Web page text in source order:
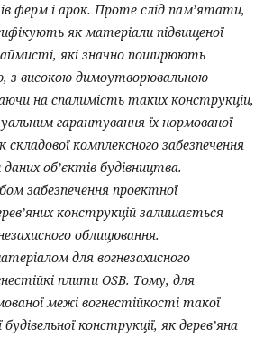
ферм і арок. Проте слід пам’ятати,
як матеріали підвищеної
які значно поширюють
з високою димоутворювальною
на спалимість таких конструкцій,
гарантування їх нормованої
складової комплексного забезпечення
об’єктів будівництва.
забезпечення проектної
конструкцій залишається
облицювання.
для вогнезахисного
плити OSB. Тому, для
межі вогнестійкості такої
конструкції, як дерев’яна